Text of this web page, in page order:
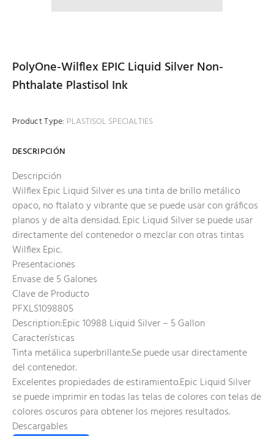
PolyOne-Wilflex EPIC Liquid Silver Non-
Phthalate Plastisol Ink
Product Type: PLASTISOL SPECIALTIES
DESCRIPCIÓN
Descripción
Wilflex Epic Liquid Silver es una tinta de brillo metálico
opaco, no ftalato y vibrante que se puede usar con gráficos
planos y de alta densidad. Epic Liquid Silver se puede usar
directamente del contenedor o mezclar con otras tintas
Wilflex Epic.
Presentaciones
Envase de 5 Galones
Clave de Producto
PFXLS1098805
Description:Epic 10988 Liquid Silver – 5 Gallon
Características
Tinta metálica superbrillante.Se puede usar directamente
del contenedor.
Excelentes propiedades de estiramiento.Epic Liquid Silver
se puede imprimir en todas las telas de colores con telas de
colores oscuros para obtener los mejores resultados.
Descargables